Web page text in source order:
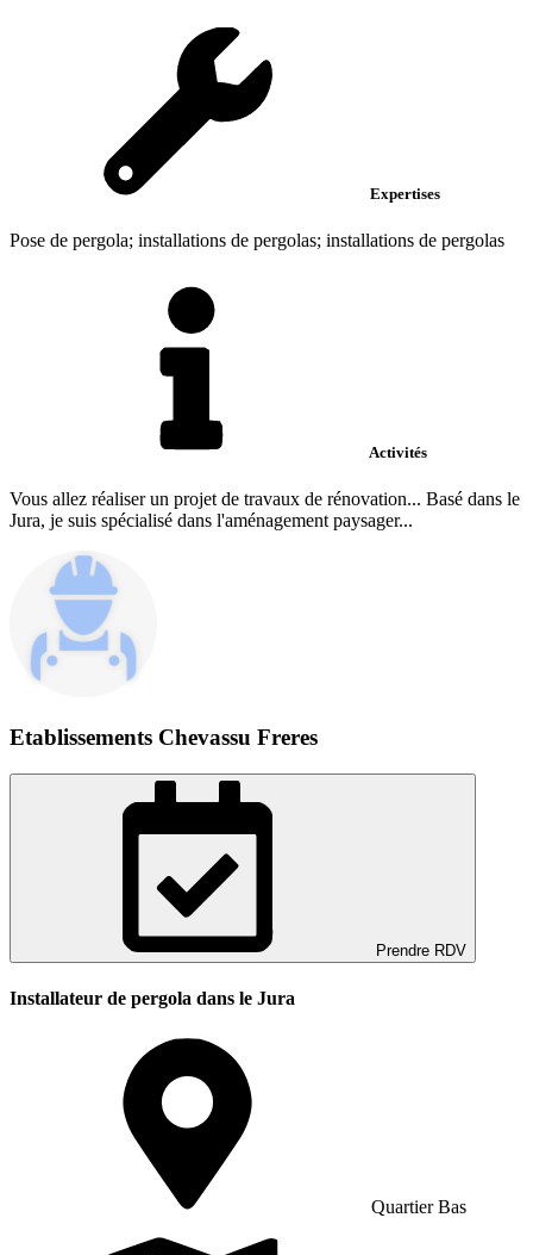
Expertises
Pose de pergola; installations de pergolas; installations de pergolas
Activités
Vous allez réaliser un projet de travaux de rénovation... Basé dans le
Jura, je suis spécialisé dans l'aménagement paysager...
Etablissements Chevassu Freres
Prendre RDV
Installateur de pergola dans le Jura
Quartier Bas